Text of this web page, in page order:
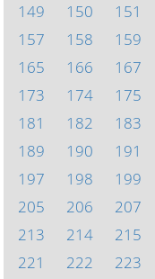
149
150 151
157
158 159
165
166 167
173
174 175
181
182 183
189
190 191
197
198 199
205
206 207
213
214 215
221
222 223